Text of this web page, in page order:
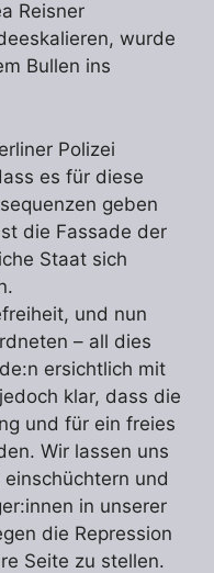
Reisner
wurde
Bullen ins
Polizei
es für diese
geben
die Fassade der
Staat sich
und nun
– all dies
ersichtlich mit
klar, dass die
und für ein freies
Wir lassen uns
und
in unserer
die Repression
Seite zu stellen.